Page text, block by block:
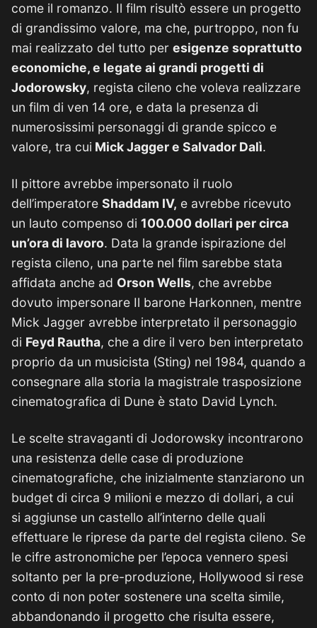
come il romanzo. Il film risultò essere un progetto
di grandissimo valore, ma che, purtroppo, non fu
mai realizzato del tutto per esigenze soprattutto
economiche, e legate ai grandi progetti di
Jodorowsky, regista cileno che voleva realizzare
un film di ven 14 ore, e data la presenza di
numerosissimi personaggi di grande spicco e
valore, tra cui Mick Jagger e Salvador Dalì.
Il pittore avrebbe impersonato il ruolo
dell’imperatore Shaddam IV, e avrebbe ricevuto
un lauto compenso di 100.000 dollari per circa
un’ora di lavoro. Data la grande ispirazione del
regista cileno, una parte nel film sarebbe stata
affidata anche ad Orson Wells, che avrebbe
dovuto impersonare Il barone Harkonnen, mentre
Mick Jagger avrebbe interpretato il personaggio
di Feyd Rautha, che a dire il vero ben interpretato
proprio da un musicista (Sting) nel 1984, quando a
consegnare alla storia la magistrale trasposizione
cinematografica di Dune è stato David Lynch.
Le scelte stravaganti di Jodorowsky incontrarono
una resistenza delle case di produzione
cinematografiche, che inizialmente stanziarono un
budget di circa 9 milioni e mezzo di dollari, a cui
si aggiunse un castello all’interno delle quali
effettuare le riprese da parte del regista cileno. Se
le cifre astronomiche per l’epoca vennero spesi
soltanto per la pre-produzione, Hollywood si rese
conto di non poter sostenere una scelta simile,
abbandonando il progetto che risulta essere,